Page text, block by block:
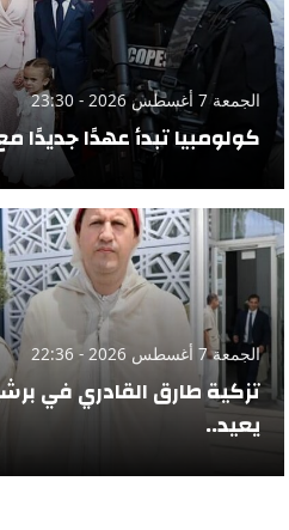
الجمعة 7 أغسطس 2026 - 23:30
كولومبيا تبدأ عهدًا جديدًا
الجمعة 7 أغسطس 2026 - 22:36
تزكية طارق القادري في
يعيد..